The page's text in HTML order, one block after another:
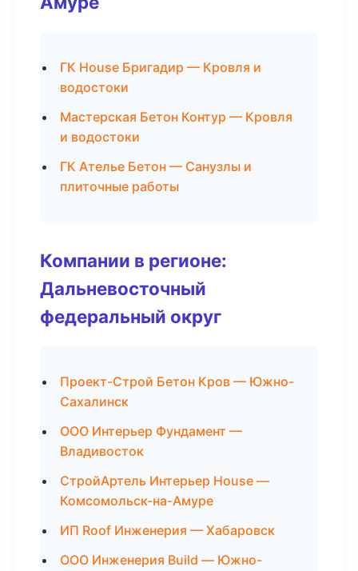
ГК House Бригадир — Кровля и
водостоки
Мастерская Бетон Контур — Кровля
и водостоки
ГК Ателье Бетон — Санузлы и
плиточные работы
Компании в регионе:
Дальневосточный
федеральный округ
Проект-Строй Бетон Кров — Южно-
Сахалинск
ООО Интерьер Фундамент —
Владивосток
СтройАртель Интерьер House —
Комсомольск-на-Амуре
ИП Roof Инженерия — Хабаровск
ООО Инженерия Build — Южно-